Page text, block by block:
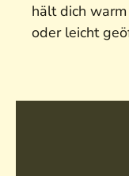
hält dich
oder leicht